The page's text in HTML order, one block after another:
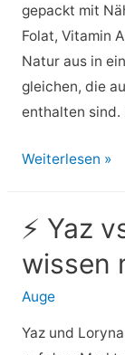
machen
gepackt mit
Folat, Vitamin
Natur aus in
gleichen, die
enthalten
⚡
Haare:
Nutzen,
das
Weiterlesen »
⚡ Yaz
wissen
Auge
Yaz und